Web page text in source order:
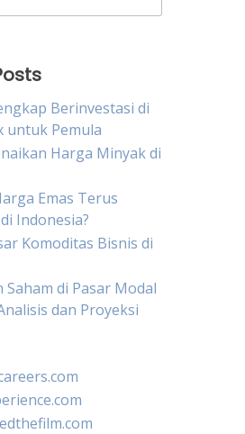
Berinvestasi di
untuk Pemula
Harga Minyak di
Emas Terus
Indonesia?
Komoditas Bisnis di
Saham di Pasar Modal
dan Proyeksi